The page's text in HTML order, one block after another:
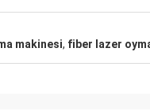
makinesi, fiber lazer